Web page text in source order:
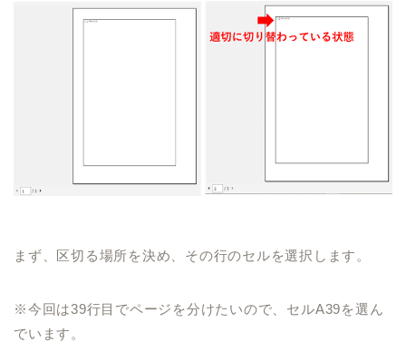
まず、区切る場所を決め、その行のセルを選択します。
※今回は39行目でページを分けたいので、セルA39を選ん
でいます。